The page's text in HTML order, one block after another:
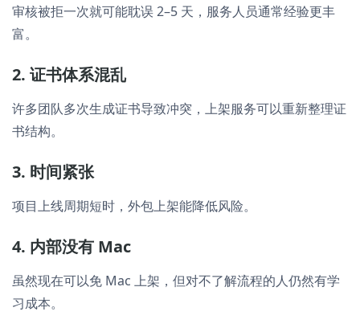
审核被拒一次就可能耽误 2–5 天，服务人员通常经验更丰
富。
2. 证书体系混乱
许多团队多次生成证书导致冲突，上架服务可以重新整理证
书结构。
3. 时间紧张
项目上线周期短时，外包上架能降低风险。
4. 内部没有 Mac
虽然现在可以免 Mac 上架，但对不了解流程的人仍然有学
习成本。